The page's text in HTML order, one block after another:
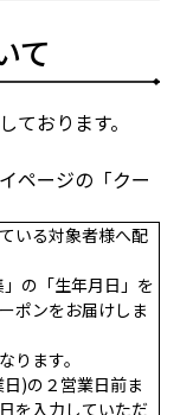
て
ております。
ページの「クー
いる対象者様へ配
の「生年月日」を
ポンをお届けしま
ます。
)の２営業日前ま
を入力していただ